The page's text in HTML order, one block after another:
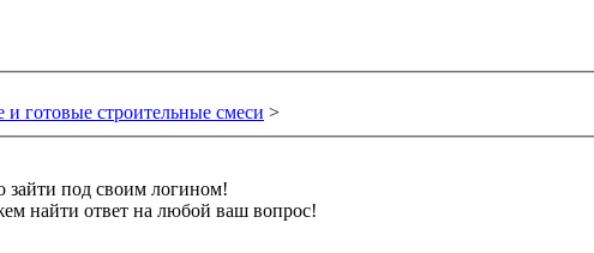
и готовые строительные смеси >
зайти под своим логином!
найти ответ на любой ваш вопрос!